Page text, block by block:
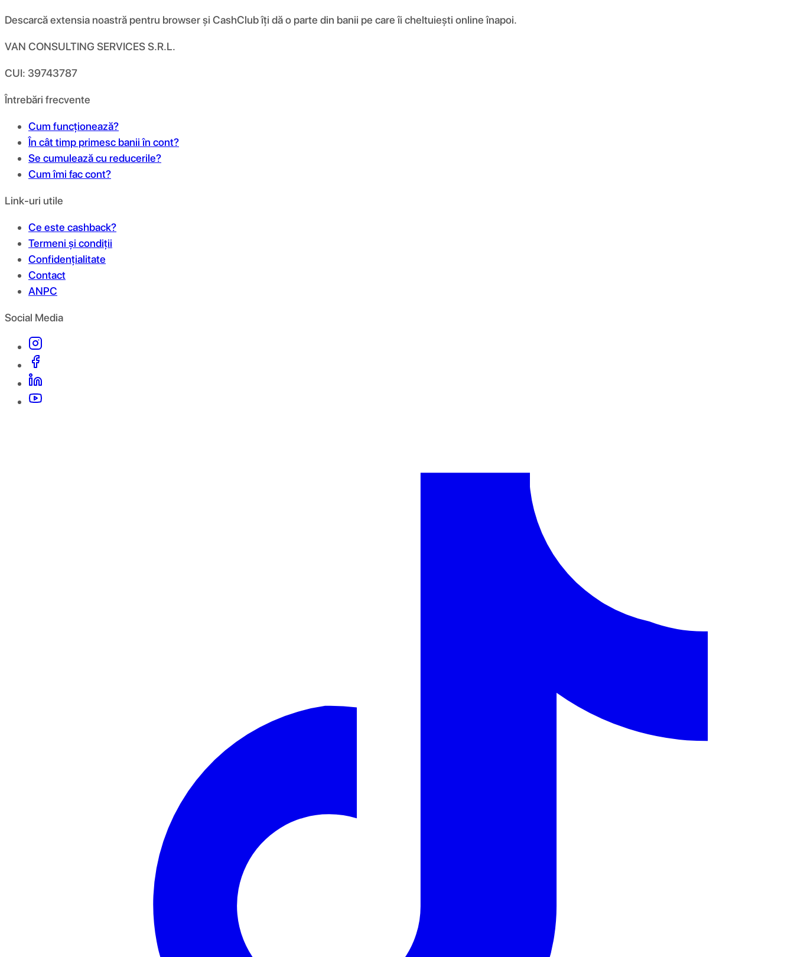
Descarcă extensia noastră pentru browser și CashClub îți dă o parte din banii pe care îi cheltuiești online înapoi.
VAN CONSULTING SERVICES S.R.L.
CUI: 39743787
Întrebări frecvente
Cum funcționează?
În cât timp primesc banii în cont?
Se cumulează cu reducerile?
Cum îmi fac cont?
Link-uri utile
Ce este cashback?
Termeni și condiții
Confidențialitate
Contact
ANPC
Social Media